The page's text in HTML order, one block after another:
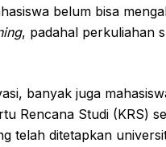
belum bisa
, padahal perkuliahan
banyak juga
Rencana Studi (KRS)
telah ditetapkan